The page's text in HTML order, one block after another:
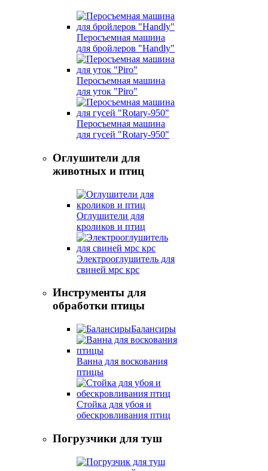
Перосъемная машина
для бройлеров "Handly"
Перосъемная машина
для уток "Piro"
Перосъемная машина
для гусей "Rotary-950"
Оглушители для
животных и птиц
Оглушители для
кроликов и птиц
Электрооглушитель для
свиней мрс крс
Инструменты для
обработки птицы
Балансиры
Ванна для воскования
птицы
Стойка для убоя и
обескровливания птиц
Погрузчики для туш